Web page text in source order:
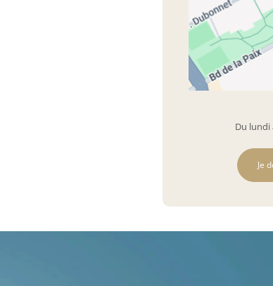
Du lundi
Je